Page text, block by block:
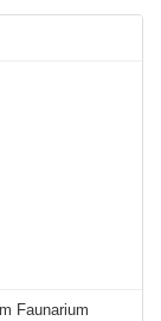
Faunarium